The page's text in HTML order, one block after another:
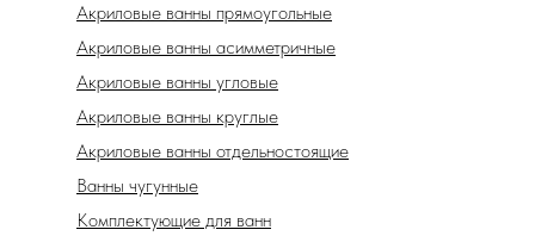
Акриловые ванны прямоугольные
Акриловые ванны отдельностоящие
Акриловые ванны асимметричные
Акриловые ванны угловые
Акриловые ванны круглые
Ванны чугунные
Комплектующие для ванн